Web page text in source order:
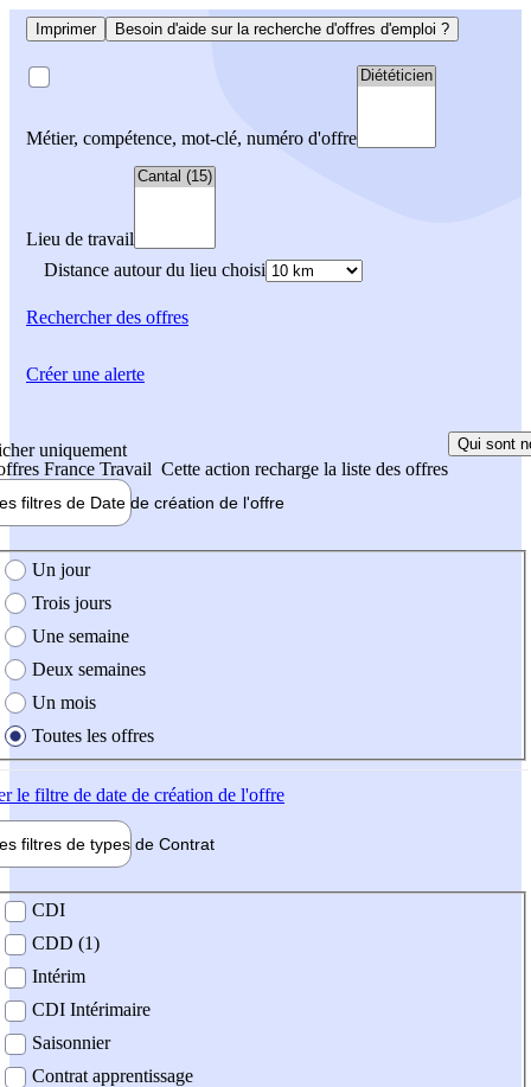
Imprimer Besoin d'aide sur la recherche d'offres d'emploi ?
Métier, compétence, mot-clé, numéro d'offre
Lieu de travail
Distance autour du lieu choisi
Rechercherdes offres
uniquement
France Travail Cette action recharge la liste des offres
Qui sont
filtres de Date de création de l'offre
création de l'offre
Un jour
Trois jours
Une semaine
Deux semaines
Un mois
Toutes les offres
le filtre de date de création de l'offre
filtres de types de Contrat
contrat
CDI
CDD (1)
Intérim
CDI Intérimaire
Saisonnier
Contrat apprentissage
Créer une alerte